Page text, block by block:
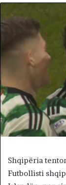
Shqipëria
Futbollisti